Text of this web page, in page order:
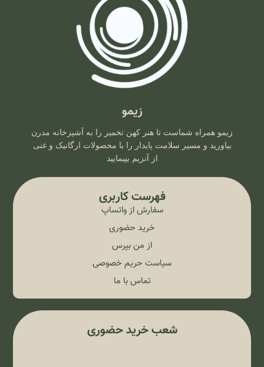
زیمو
زیمو همراه شماست تا هنر کهن تخمیر را به آشپزخانه مدرن
بیاورید و مسیر سلامت پایدار را با محصولات ارگانیک و غنی
از آنزیم بپیمایید
فهرست کاربری
سفارش از واتساپ
خرید حضوری
از من بپرس
سیاست حریم خصوصی
تماس با ما
شعب خرید حضوری